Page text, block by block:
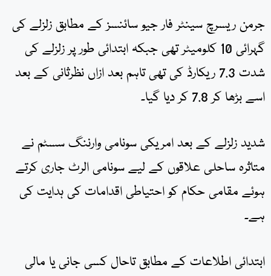
جرمن ریسرچ سینٹر فار جیو سائنسز کے مطابق زلزلے کی
گہرائی 10 کلومیٹر تھی جبکہ ابتدائی طور پر زلزلے کی
شدت 7.3 ریکارڈ کی تھی تاہم بعد ازاں نظرثانی کے بعد
اسے بڑھا کر 7.8 کر دیا گیا۔
شدید زلزلے کے بعد امریکی سونامی وارننگ سسٹم نے
متاثرہ ساحلی علاقوں کے لیے سونامی الرٹ جاری کرتے
ہوئے مقامی حکام کو احتیاطی اقدامات کی ہدایت کی
ہے۔
ابتدائی اطلاعات کے مطابق تاحال کسی جانی یا مالی